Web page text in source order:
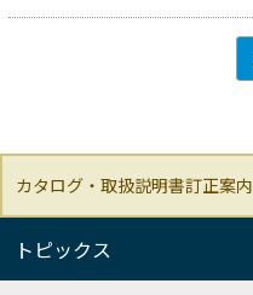
カタログ・取扱説明書訂正案内
トピックス